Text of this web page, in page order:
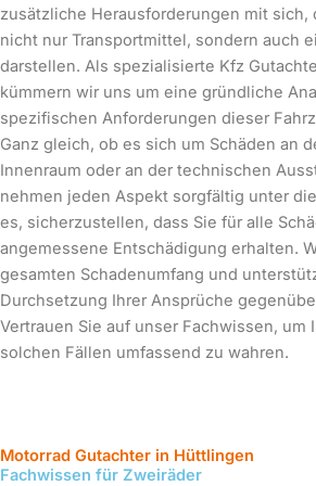
zusätzliche Herausforderungen mit sich,
nicht nur Transportmittel, sondern auch
darstellen. Als spezialisierte Kfz
kümmern wir uns um eine gründliche
spezifischen Anforderungen dieser
Ganz gleich, ob es sich um Schäden an
Innenraum oder an der technischen
nehmen jeden Aspekt sorgfältig unter
es, sicherzustellen, dass Sie für alle
angemessene Entschädigung erhalten.
gesamten Schadenumfang und
Durchsetzung Ihrer Ansprüche
Vertrauen Sie auf unser Fachwissen, um
solchen Fällen umfassend zu wahren.
Motorrad Gutachter in Hüttlingen
Fachwissen für Zweiräder